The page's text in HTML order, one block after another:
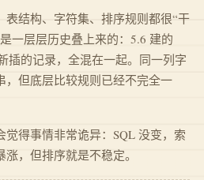
表结构、字符集、排序规则都很“干
一层层历史叠上来的：5.6 建的
插的记录，全混在一起。同一列字
，但底层比较规则已经不完全一
得事情非常诡异：SQL 没变，索
，但排序就是不稳定。